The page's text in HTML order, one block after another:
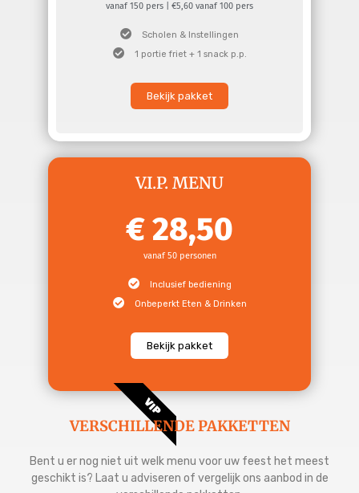
vanaf 150 pers | €5,60 vanaf 100 pers
Scholen & Instellingen
1 portie friet + 1 snack p.p.
Bekijk pakket
V.I.P. MENU
28,50
vanaf 50 personen
Inclusief bediening
Onbeperkt Eten & Drinken
Bekijk pakket
VIP
VERSCHILLENDE PAKKETTEN
Bent u er nog niet uit welk menu voor uw feest het meest
geschikt is? Laat u adviseren of vergelijk ons aanbod in de